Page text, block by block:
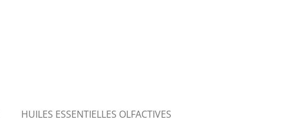
HUILES ESSENTIELLES OLFACTIVES